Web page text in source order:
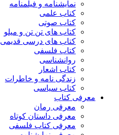
نمایشنامه و فیلمنامه
کتاب علمی
کتاب صوتی
کتاب های تن تن و میلو
کتاب های درسی قدیمی
کتاب فلسفی
روانشناسی
کتاب اشعار
زندگی نامه و خاطرات
کتاب سیاسی
معرفی کتاب
معرفی رمان
معرفی داستان کوتاه
معرفی کتاب فلسفی